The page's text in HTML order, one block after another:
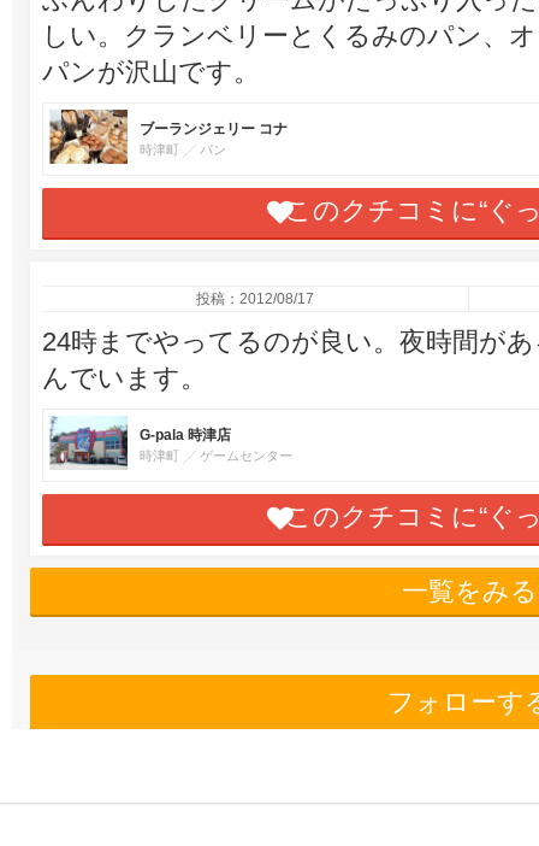
しい。クランベリーとくるみのパン、
パンが沢山です。
ブーランジェリー コナ
時津町 パン
このクチコミに“ぐ
投稿：2012/08/17
24時までやってるのが良い。夜時間が
んでいます。
G-pala 時津店
時津町 ゲームセンター
このクチコミに“ぐ
一覧をみる
フォローす